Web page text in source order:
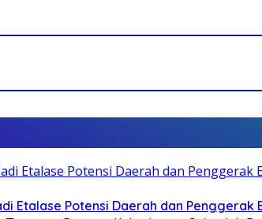
Etalase Potensi Daerah dan Penggerak